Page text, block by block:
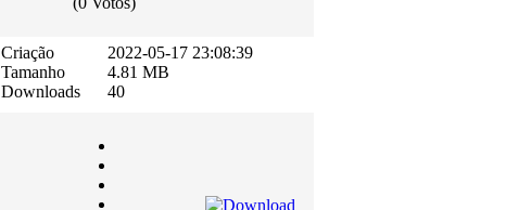
Criação
Tamanho
Downloads
2022-05-17 23:08:39
4.81 MB
40